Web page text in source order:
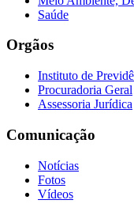
Saúde
Orgãos
Instituto de
Procuradoria Geral
Assessoria Jurídica
Comunicação
Notícias
Fotos
Vídeos